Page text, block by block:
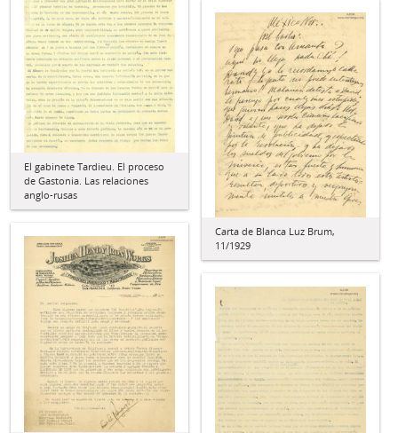
El gabinete Tardieu. El proceso
de Gastonia. Las relaciones
anglo-rusas
Carta de Blanca Luz Brum,
11/1929